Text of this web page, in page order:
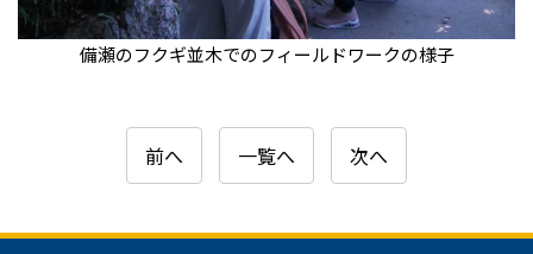
備瀬のフクギ並木でのフィールドワークの様子
前へ 一覧へ 次へ